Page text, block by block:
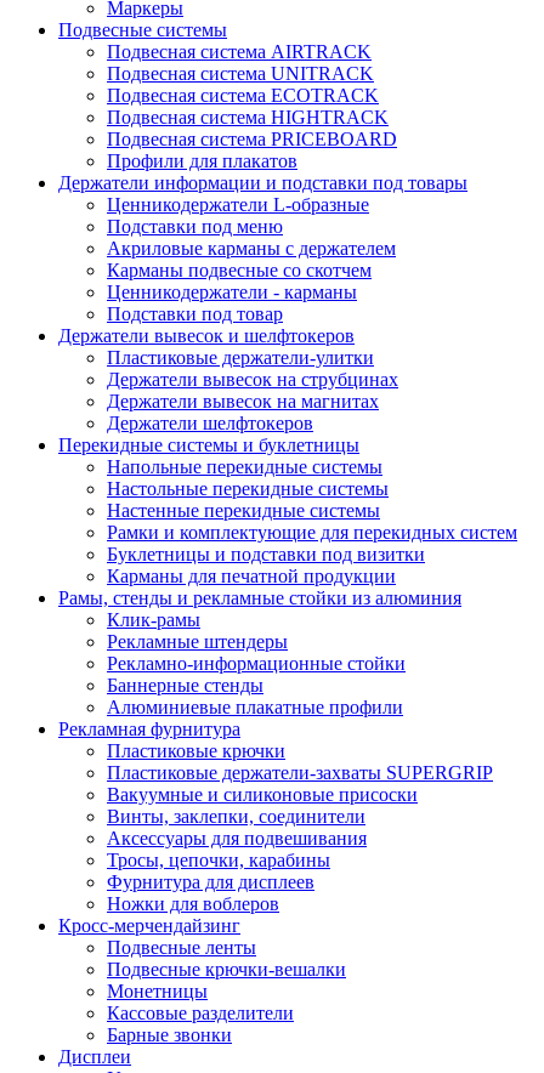
Маркеры
Подвесные системы
Подвесная система AIRTRACK
Подвесная система UNITRACK
Подвесная система ECOTRACK
Подвесная система HIGHTRACK
Подвесная система PRICEBOARD
Профили для плакатов
Держатели информации и подставки под товары
Ценникодержатели L-образные
Подставки под меню
Акриловые карманы с держателем
Карманы подвесные со скотчем
Ценникодержатели - карманы
Подставки под товар
Держатели вывесок и шелфтокеров
Пластиковые держатели-улитки
Держатели вывесок на струбцинах
Держатели вывесок на магнитах
Держатели шелфтокеров
Перекидные системы и буклетницы
Напольные перекидные системы
Настольные перекидные системы
Настенные перекидные системы
Рамки и комплектующие для перекидных систем
Буклетницы и подставки под визитки
Карманы для печатной продукции
Рамы, стенды и рекламные стойки из алюминия
Клик-рамы
Рекламные штендеры
Рекламно-информационные стойки
Баннерные стенды
Алюминиевые плакатные профили
Рекламная фурнитура
Пластиковые крючки
Пластиковые держатели-захваты SUPERGRIP
Вакуумные и силиконовые присоски
Винты, заклепки, соединители
Аксессуары для подвешивания
Тросы, цепочки, карабины
Фурнитура для дисплеев
Ножки для воблеров
Кросс-мерчендайзинг
Подвесные ленты
Подвесные крючки-вешалки
Монетницы
Кассовые разделители
Барные звонки
Дисплеи